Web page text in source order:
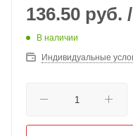
136.50 руб.
В наличии
Индивидуальные